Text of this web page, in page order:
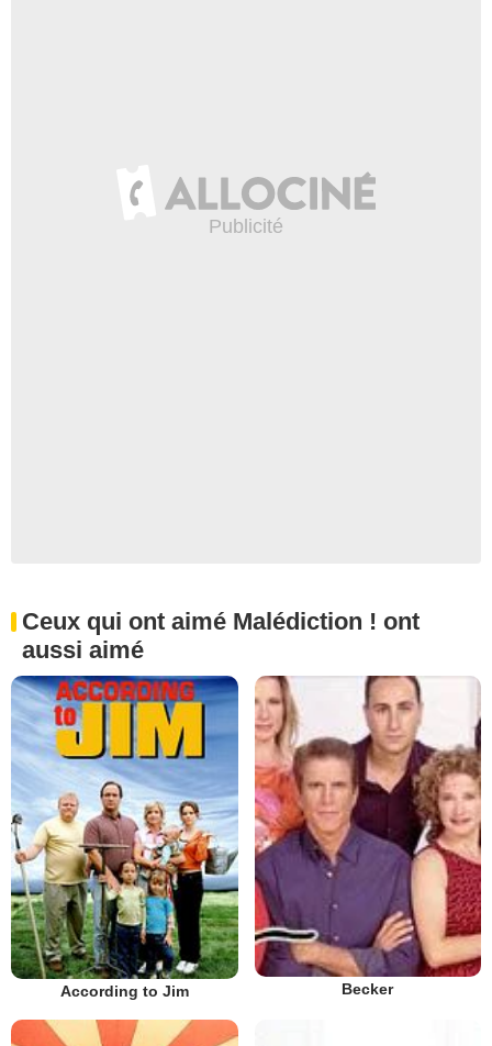
Ceux qui ont aimé Malédiction ! ont
aussi aimé
According to Jim Becker